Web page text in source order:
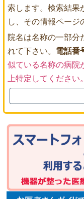
索します。検索結果
し、その情報ページ
院名は名称の一部分
れて下さい。 電話番
似ている名称の病院
上特定してください。